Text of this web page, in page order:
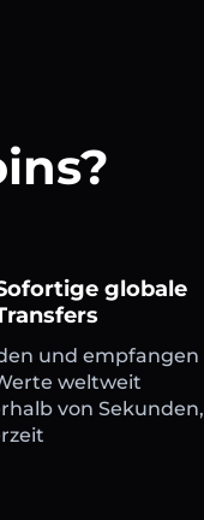
globale
und empfangen
weltweit
von Sekunden,